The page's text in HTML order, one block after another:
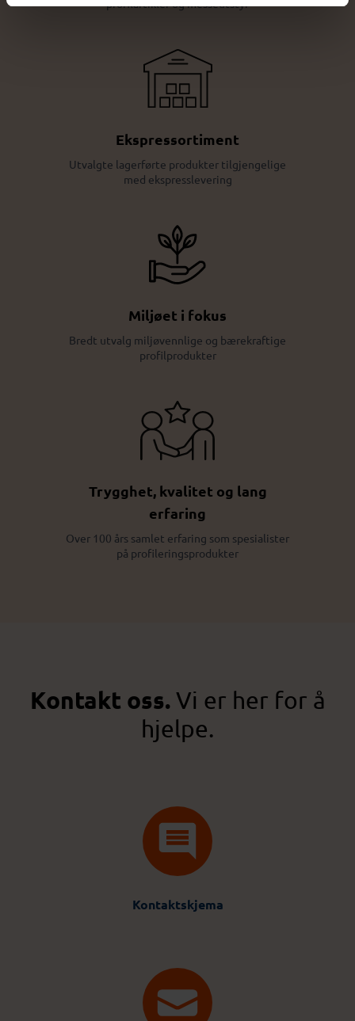
profilartikler og messeutstyr
Ekspressortiment
Utvalgte lagerførte produkter tilgjengelige
med ekspresslevering
Miljøet i fokus
Bredt utvalg miljøvennlige og bærekraftige
profilprodukter
Trygghet, kvalitet og lang
erfaring
Over 100 års samlet erfaring som spesialister
på profileringsprodukter
Kontakt oss.Vi er her for å
hjelpe.
Kontaktskjema